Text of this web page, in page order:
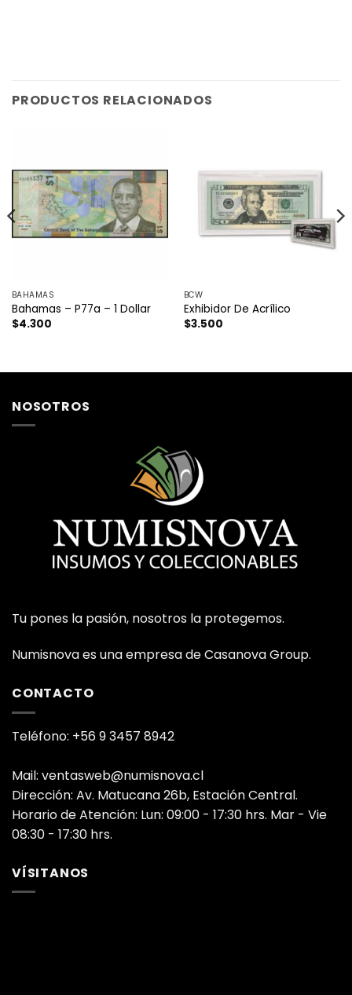
PRODUCTOS RELACIONADOS
BAHAMAS
Bahamas – P77a – 1 Dollar
$4.300
BCW
Exhibidor De Acrílico
$3.500
NOSOTROS
Tu pones la pasión, nosotros la protegemos.
Numisnova es una empresa de Casanova Group.
CONTACTO
Teléfono: +56 9 3457 8942
Mail: ventasweb@numisnova.cl
Dirección: Av. Matucana 26b, Estación Central.
Horario de Atención: Lun: 09:00 - 17:30 hrs. Mar - Vie
08:30 - 17:30 hrs.
VÍSITANOS